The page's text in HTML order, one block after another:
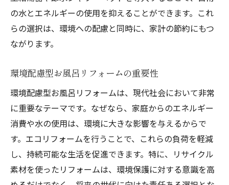
の水とエネルギーの使用を抑えることができます。これ
らの選択は、環境への配慮と同時に、家計の節約にもつ
ながります。
環境配慮型お風呂リフォームの重要性
環境配慮型お風呂リフォームは、現代社会において非常
に重要なテーマです。なぜなら、家庭からのエネルギー
消費や水の使用は、環境に大きな影響を与えるからで
す。エコリフォームを行うことで、これらの負荷を軽減
し、持続可能な生活を促進できます。特に、リサイクル
素材を使ったリフォームは、環境保護に対する意識を高